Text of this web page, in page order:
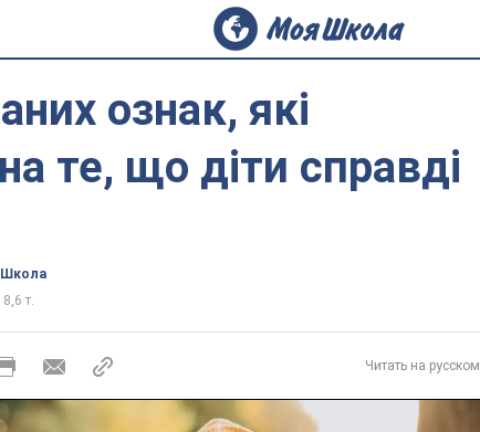
ознак, які
те, що діти справді
8,6 т.
Читать на русском